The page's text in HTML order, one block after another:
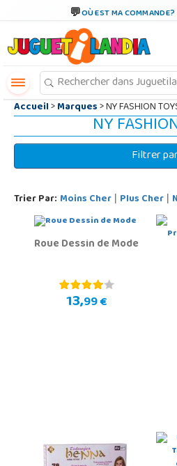
OÙ EST MA COMMANDE?
Accueil>Marques> NY FASHION
NY
Filtrer
Trier Par: Moins Cher | Plus Cher |
Roue Dessin de Mode
13,99 €